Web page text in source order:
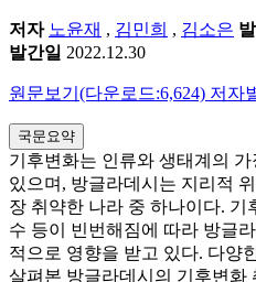
저자 노윤재 , 김민희 , 김소은
발간일 2022.12.30
원문보기(다운로드:6,624) 저자
국문요약
기후변화는 인류와 생태계의
있으며, 방글라데시는 지리적
장 취약한 나라 중 하나이다. 기
수 등이 빈번해짐에 따라 방글
적으로 영향을 받고 있다. 다양
살펴본 방글라데시의 기후변화